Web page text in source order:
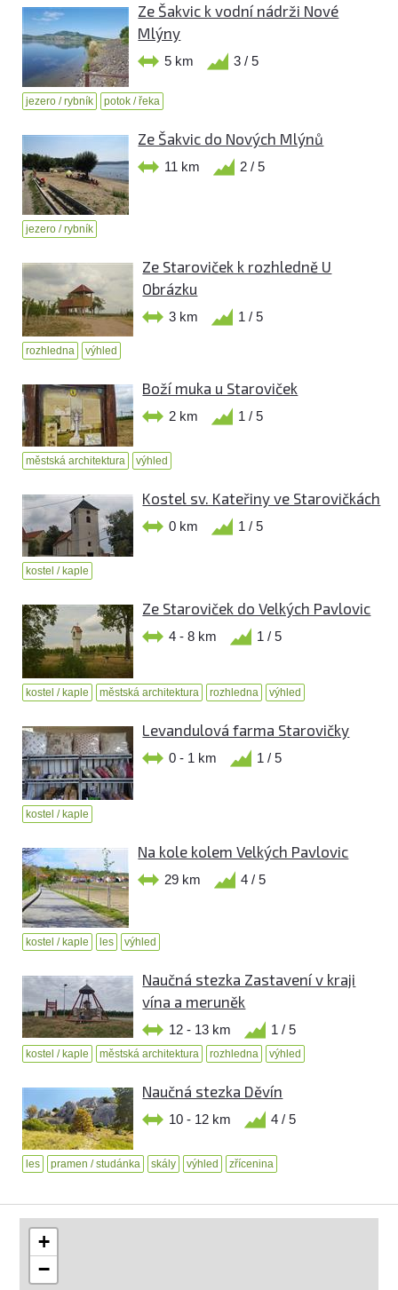
Ze Šakvic k vodní nádrži Nové
Mlýny
5 km 3 / 5
jezero / rybník potok / řeka
Ze Šakvic do Nových Mlýnů
11 km 2 / 5
jezero / rybník
Ze Staroviček k rozhledně U
Obrázku
3 km 1 / 5
rozhledna výhled
Boží muka u Staroviček
2 km 1 / 5
městská architektura výhled
Kostel sv. Kateřiny ve Starovičkách
0 km 1 / 5
kostel / kaple
Ze Staroviček do Velkých Pavlovic
4 - 8 km 1 / 5
kostel / kaple městská architektura rozhledna výhled
Levandulová farma Starovičky
0 - 1 km 1 / 5
kostel / kaple
Na kole kolem Velkých Pavlovic
29 km 4 / 5
kostel / kaple les výhled
Naučná stezka Zastavení v kraji
vína a meruněk
12 - 13 km 1 / 5
kostel / kaple městská architektura rozhledna výhled
Naučná stezka Děvín
10 - 12 km 4 / 5
les pramen / studánka skály výhled zřícenina
+
−